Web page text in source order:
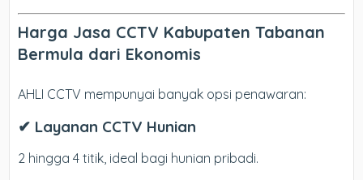
Harga Jasa CCTV Kabupaten Tabanan
Bermula dari Ekonomis
AHLI CCTV mempunyai banyak opsi penawaran:
✔ Layanan CCTV Hunian
2 hingga 4 titik, ideal bagi hunian pribadi.